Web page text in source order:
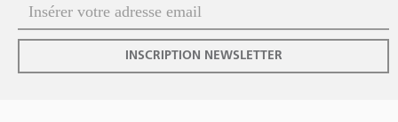
INSCRIPTION NEWSLETTER